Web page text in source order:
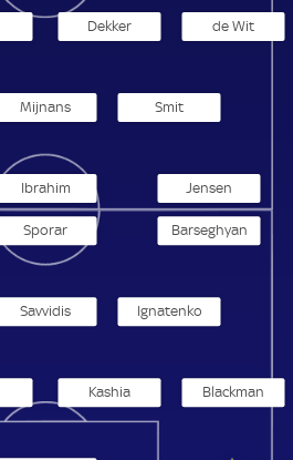
Dekker de Wit
Mijnans Smit
Ibrahim Jensen
Blackman
Kashia
Ignatenko
Savvidis
Barseghyan
Sporar